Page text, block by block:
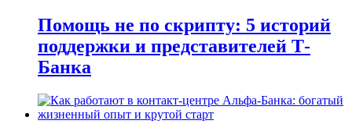
Помощь не по скрипту: 5 историй
поддержки и представителей Т-
Банка